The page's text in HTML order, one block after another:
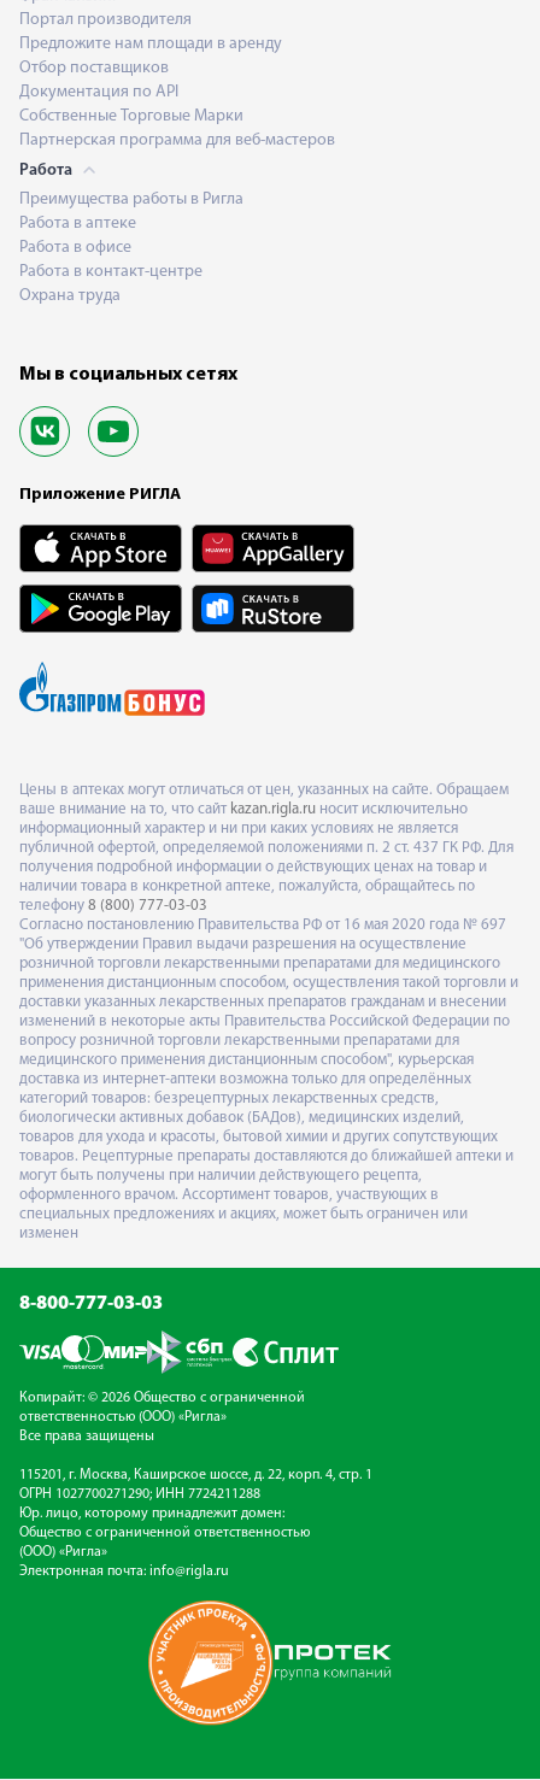
Портал производителя
Предложите нам площади в аренду
Отбор поставщиков
Документация по API
Собственные Торговые Марки
Партнерская программа для веб-мастеров
Работа
Преимущества работы в Ригла
Работа в аптеке
Работа в офисе
Работа в контакт-центре
Охрана труда
Мы в социальных сетях
Приложение РИГЛА
Цены в аптеках могут отличаться от цен, указанных на сайте. Обращаем
ваше внимание на то, что сайт kazan.rigla.ru носит исключительно
информационный характер и ни при каких условиях не является
публичной офертой, определяемой положениями п. 2 ст. 437 ГК РФ. Для
получения подробной информации о действующих ценах на товар и
наличии товара в конкретной аптеке, пожалуйста, обращайтесь по
телефону 8 (800) 777-03-03
Согласно постановлению Правительства РФ от 16 мая 2020 года № 697
"Об утверждении Правил выдачи разрешения на осуществление
розничной торговли лекарственными препаратами для медицинского
применения дистанционным способом, осуществления такой торговли и
доставки указанных лекарственных препаратов гражданам и внесении
изменений в некоторые акты Правительства Российской Федерации по
вопросу розничной торговли лекарственными препаратами для
медицинского применения дистанционным способом", курьерская
доставка из интернет-аптеки возможна только для определённых
категорий товаров: безрецептурных лекарственных средств,
биологически активных добавок (БАДов), медицинских изделий,
товаров для ухода и красоты, бытовой химии и других сопутствующих
товаров. Рецептурные препараты доставляются до ближайшей аптеки и
могут быть получены при наличии действующего рецепта,
оформленного врачом. Ассортимент товаров, участвующих в
специальных предложениях и акциях, может быть ограничен или
изменен
8-800-777-03-03
Копирайт: © 2026 Общество с ограниченной
ответственностью (ООО) «Ригла»
Все права защищены
115201, г. Москва, Каширское шоссе, д. 22, корп. 4, стр. 1
ОГРН 1027700271290; ИНН 7724211288
Юр. лицо, которому принадлежит домен:
Общество с ограниченной ответственностью
(ООО) «Ригла»
Электронная почта: info@rigla.ru